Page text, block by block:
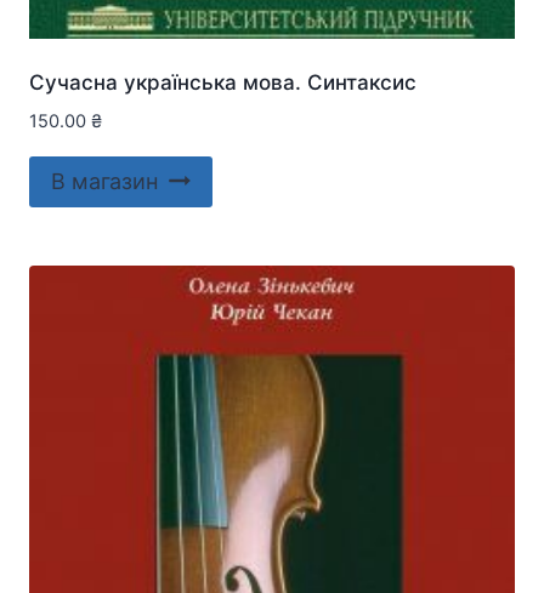
Сучасна українська мова. Синтаксис
150.00 ₴
В магазин